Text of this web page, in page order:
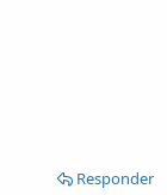
Responder